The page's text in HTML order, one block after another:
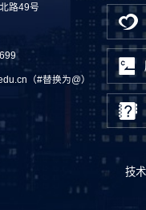
路49号
（#替换为@）
技术